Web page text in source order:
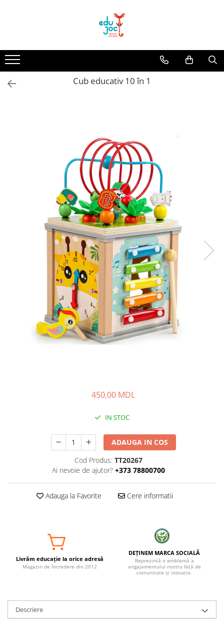
1-2 ani
3-4 ani
5-7 ani
Cub educativ 10 în 1
450,00 MDL
IN STOC
ADAUGA IN COS
Cod Produs: TT20267
Ai nevoie de ajutor? +373 78800700
Adauga la Favorite Cere informatii
Livrăm educație la orice adresă
Magazin de încredere din 2012
DEȚINEM MARCA SOCIALĂ
Reprezintă o emblemă a
angajamentului nostru față de
comunitate și inovație.
Descriere